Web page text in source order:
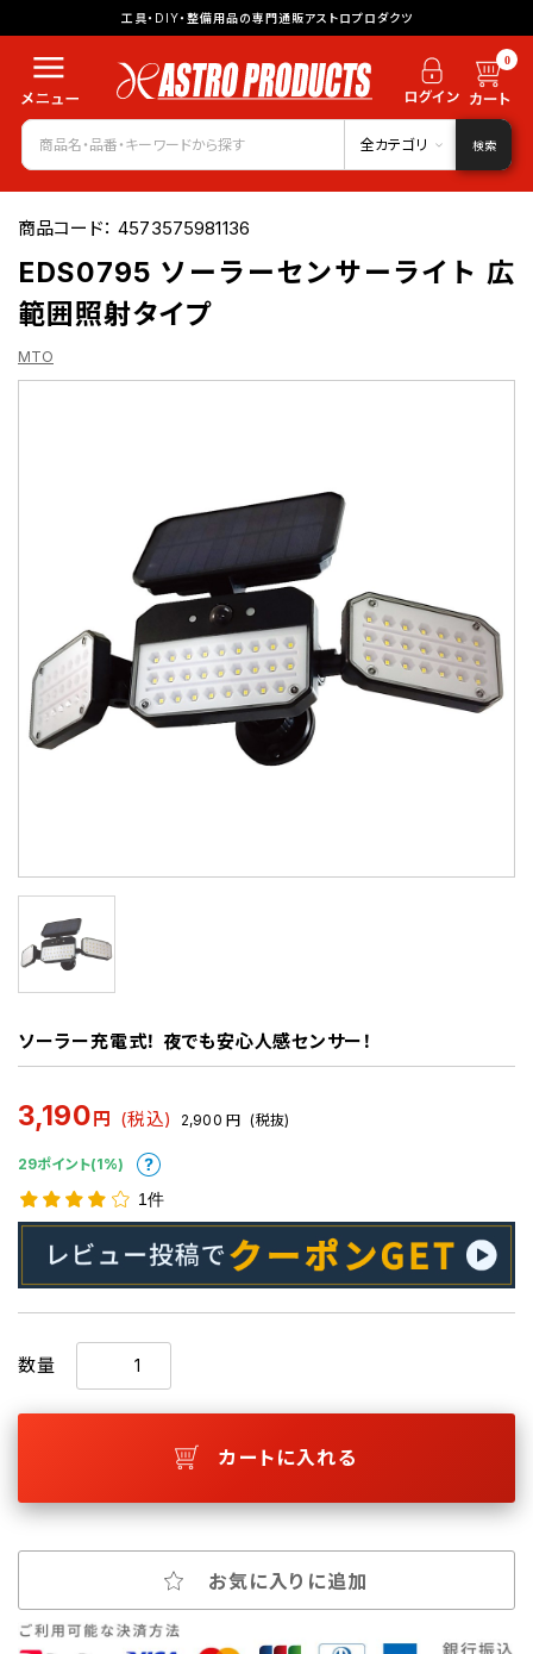
工具・DIY・整備用品の専門通販アストロプロダクツ
0
全カテゴリ 検索
商品コード：4573575981136
EDS0795 ソーラーセンサーライト 広
範囲照射タイプ
MTO
ソーラー充電式！ 夜でも安心人感センサー！
3,190 円 (税込) 2,900 円 (税抜)
29ポイント(1%)
1件
数量
カートに入れる
お気に入りに追加